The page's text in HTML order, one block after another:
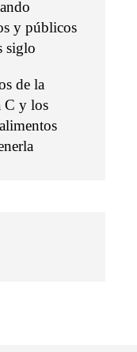
y públicos
siglo
de la
C y los